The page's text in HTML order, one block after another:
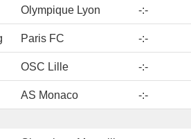
Olympique Lyon -:-
Paris FC -:-
OSC Lille -:-
AS Monaco -:-